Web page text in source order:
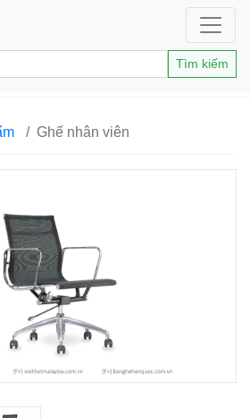
Tìm kiếm
Ghế nhân viên